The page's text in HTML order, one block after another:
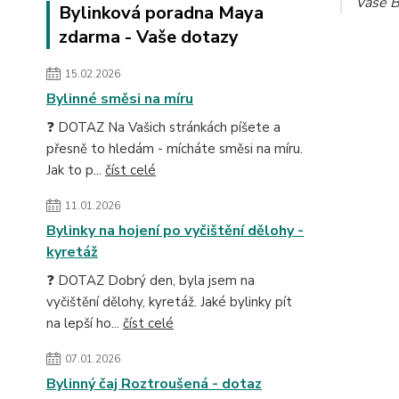
Bylinková poradna Maya
zdarma - Vaše dotazy
15.02.2026
Bylinné směsi na míru
❓ DOTAZ Na Vašich stránkách píšete a
přesně to hledám - mícháte směsi na míru.
Jak to p... číst celé
11.01.2026
Bylinky na hojení po vyčištění dělohy -
kyretáž
❓ DOTAZ Dobrý den, byla jsem na
vyčištění dělohy, kyretáž. Jaké bylinky pít
na lepší ho... číst celé
07.01.2026
Bylinný čaj Roztroušená - dotaz